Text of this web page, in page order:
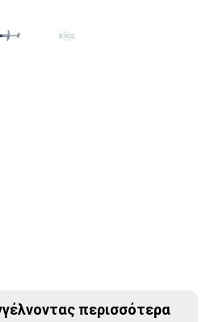
περισσότερα